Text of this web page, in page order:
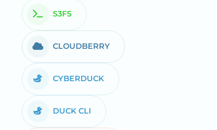
S3FS
CLOUDBERRY
CYBERDUCK
DUCK CLI